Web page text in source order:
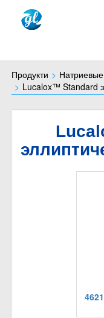
Продукти
Lucalox™ Standard